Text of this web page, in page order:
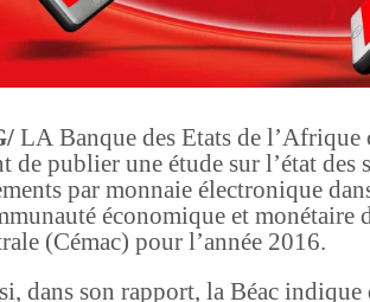
LA Banque des Etats de l’Afrique
de publier une étude sur l’état des
par monnaie électronique
économique et monétaire
(Cémac) pour l’année 2016.
dans son rapport, la Béac indique